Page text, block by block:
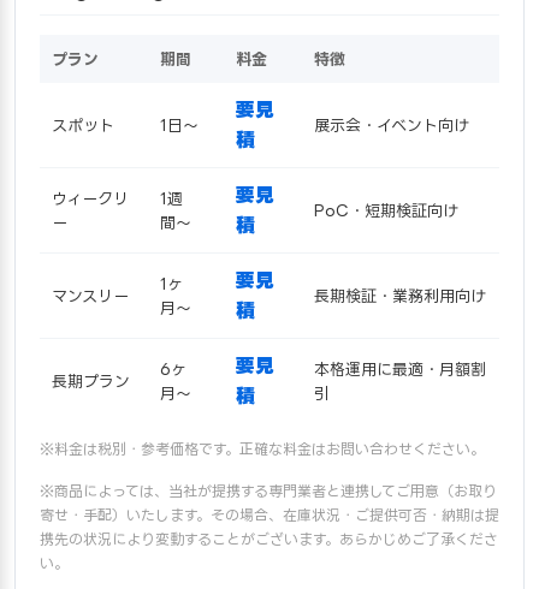
プラン 期間 料金 特徴
スポット 1日〜
要見
積
展示会・イベント向け
ウィークリ
ー
1週
間〜
要見
積
PoC・短期検証向け
マンスリー
1ヶ
月〜
要見
積
長期検証・業務利用向け
長期プラン
6ヶ
月〜
要見
積
本格運用に最適・月額割
引
※料金は税別・参考価格です。正確な料金はお問い合わせください。
※商品によっては、当社が提携する専門業者と連携してご用意（お取り
寄せ・手配）いたします。その場合、在庫状況・ご提供可否・納期は提
携先の状況により変動することがございます。あらかじめご了承くださ
い。